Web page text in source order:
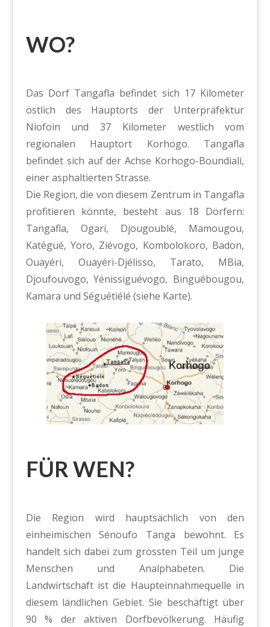
WO?
Das Dorf Tangafla befindet sich 17 Kilometer
östlich des Hauptorts der Unterpräfektur
Niofoin und 37 Kilometer westlich vom
regionalen Hauptort Korhogo. Tangafla
befindet sich auf der Achse Korhogo-Boundiali,
einer asphaltierten Strasse.
Die Region, die von diesem Zentrum in Tangafla
profitieren könnte, besteht aus 18 Dörfern:
Tangafla, Ogari, Djougoublé, Mamougou,
Katégué, Yoro, Ziévogo, Kombolokoro, Badon,
Ouayéri, Ouayéri-Djélisso, Tarato, MBia,
Djoufouvogo, Yénissiguévogo, Binguébougou,
Kamara und Séguétiélé (siehe Karte).
FÜR WEN?
Die Region wird hauptsächlich von den
einheimischen Sénoufo Tanga bewohnt. Es
handelt sich dabei zum grössten Teil um junge
Menschen und Analphabeten. Die
Landwirtschaft ist die Haupteinnahmequelle in
diesem ländlichen Gebiet. Sie beschäftigt über
90 % der aktiven Dorfbevölkerung. Häufig